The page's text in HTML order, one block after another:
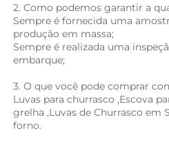
2. Como podemos garantir a
Sempre é fornecida uma
produção em massa;
Sempre é realizada uma
embarque;
3. O que você pode comprar
Luvas para churrasco ,Escova
grelha ,Luvas de Churrasco em
forno.